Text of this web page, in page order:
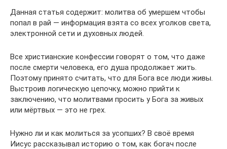
Данная статья содержит: молитва об умершем чтобы
попал в рай — информация взята со вcех уголков света,
электронной сети и духовных людей.
Все христианские конфессии говорят о том, что даже
после смерти человека, его душа продолжает жить.
Поэтому принято считать, что для Бога все люди живы.
Выстроив логическую цепочку, можно прийти к
заключению, что молитвами просить у Бога за живых
или мёртвых — это не грех.
Нужно ли и как молиться за усопших? В своё время
Иисус рассказывал историю о том, как богач после